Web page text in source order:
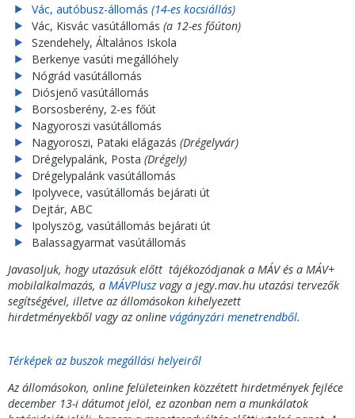
Vác, autóbusz-állomás (14-es kocsiállás)
Vác, Kisvác vasútállomás (a 12-es főúton)
Szendehely, Általános Iskola
Berkenye vasúti megállóhely
Nógrád vasútállomás
Diósjenő vasútállomás
Borsosberény, 2-es főút
Nagyoroszi vasútállomás
Nagyoroszi, Pataki elágazás (Drégelyvár)
Drégelypalánk, Posta (Drégely)
Drégelypalánk vasútállomás
Ipolyvece, vasútállomás bejárati út
Dejtár, ABC
Ipolyszög, vasútállomás bejárati út
Balassagyarmat vasútállomás
Javasoljuk, hogy utazásuk előtt tájékozódjanak a MÁV és a MÁV+
mobilalkalmazás, a MÁVPluszvagy a jegy.mav.hu utazási tervezők
segítségével, illetve az állomásokon kihelyezett
hirdetményekből vagy az online vágányzári menetrendből.
Térképek az buszok megállási helyeiről
Az állomásokon, online felületeinken közzétett hirdetmények fejléce
december 13-i dátumot jelöl, ez azonban nem a munkálatok